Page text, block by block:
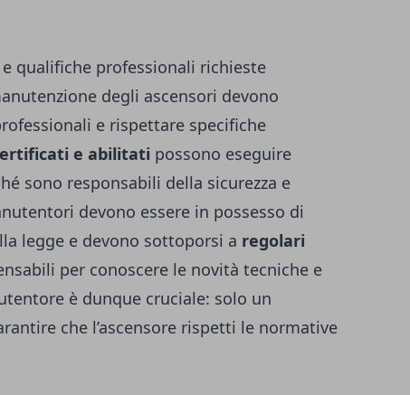
qualifiche professionali richieste
degli ascensori devono
e rispettare specifiche
e abilitati possono eseguire
sono responsabili della sicurezza e
devono essere in possesso di
legge e devono sottoporsi a regolari
per conoscere le novità tecniche e
è dunque cruciale: solo un
che l’ascensore rispetti le normative